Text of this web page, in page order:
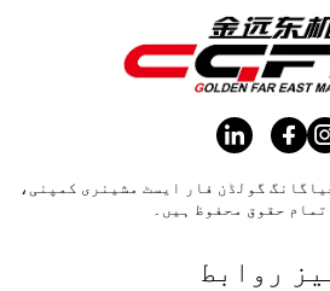
© 2026 زھانگجیاگانگ گولڈن فار ایسٹ مشینری کمپنی،
تمام حقوق محفوظ ہیں۔
روابط